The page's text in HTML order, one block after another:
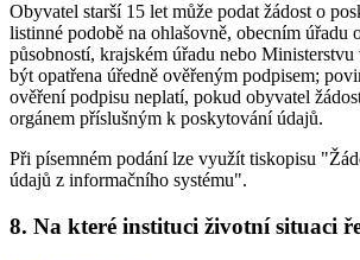
Obyvatel starší 15 let může podat žádost o
listinné podobě na ohlašovně, obecním úřadu
působností, krajském úřadu nebo Ministerstvu
být opatřena úředně ověřeným podpisem;
ověření podpisu neplatí, pokud obyvatel
orgánem příslušným k poskytování údajů.
Při písemném podání lze využít tiskopisu
údajů z informačního systému".
8. Na které instituci životní situaci